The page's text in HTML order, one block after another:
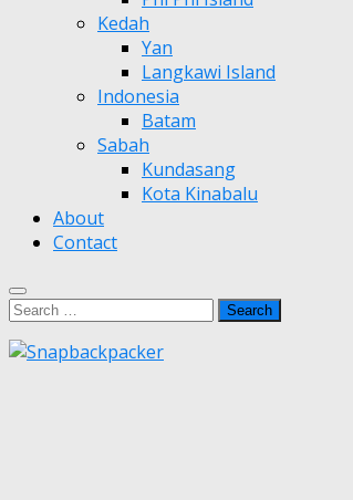
Kedah
Yan
Langkawi Island
Indonesia
Batam
Sabah
Kundasang
Kota Kinabalu
About
Contact
Search